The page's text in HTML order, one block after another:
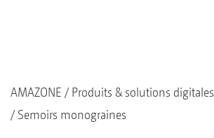
AMAZONE Produits & solutions digitales
Semoirs monograines